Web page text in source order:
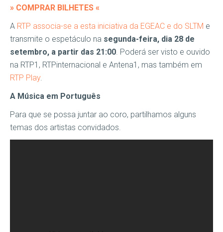
» COMPRAR BILHETES «
A RTP associa-se a esta iniciativa da EGEAC e do SLTM e
transmite o espetáculo na segunda-feira, dia 28 de
setembro, a partir das 21:00. Poderá ser visto e ouvido
na RTP1, RTPinternacional e Antena1, mas também em
RTP Play.
A Música em Português
Para que se possa juntar ao coro, partilhamos alguns
temas dos artistas convidados.